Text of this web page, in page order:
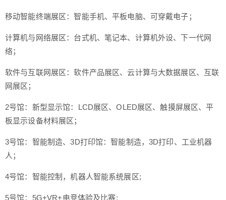
移动智能终端展区：智能手机、平板电脑、可穿戴电子；
计算机与网络展区：台式机、笔记本、计算机外设、下一代网
络；
软件与互联网展区：软件产品展区、云计算与大数据展区、互联
网展区；
2号馆：新型显示馆：LCD展区、OLED展区、触摸屏展区、平
板显示设备材料展区；
3号馆：智能制造、3D打印馆：智能制造，3D打印、工业机器
人；
4号馆：智能控制，机器人智能系统展区;
5号馆：5G+VR+电竞体验及比赛;